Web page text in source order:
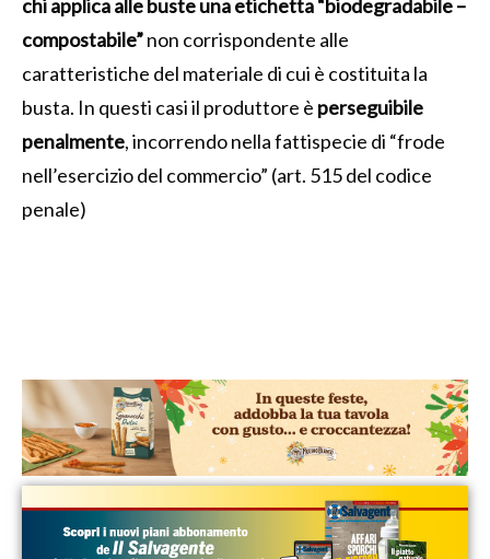
chi applica alle buste una etichetta “biodegradabile –
compostabile”non corrispondente alle
caratteristiche del materiale di cui è costituita la
busta. In questi casi il produttore è perseguibile
penalmente, incorrendo nella fattispecie di “frode
nell’esercizio del commercio” (art. 515 del codice
penale)